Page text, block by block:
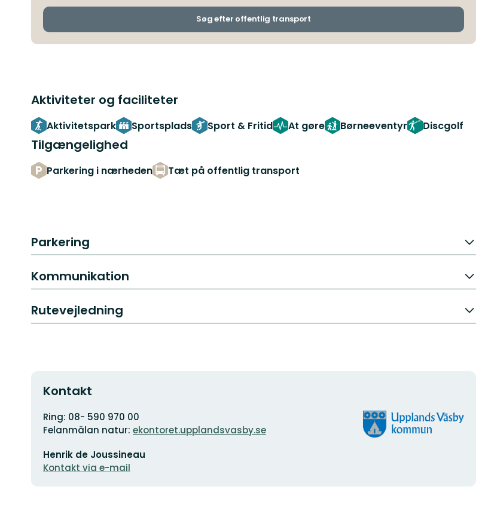
og
Søg efter offentlig transport
Aktiviteter og faciliteter
Aktivitetspark Sportsplads Sport & Fritid At gøre Børneeventyr Discgolf
Tilgængelighed
Parkering i nærheden Tæt på offentlig transport
Parkering
Kommunikation
Rutevejledning
Kontakt
Adresse
Ring: 08- 590 970 00
Felanmälan natur: ekontoret.upplandsvasby.se
mailadresse
Henrik de Joussineau
Kontakt via e-mail
Organisationens
logotype